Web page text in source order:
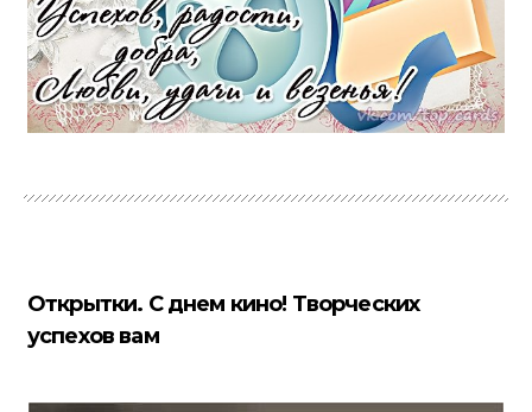
Открытки. С днем кино! Творческих
успехов вам